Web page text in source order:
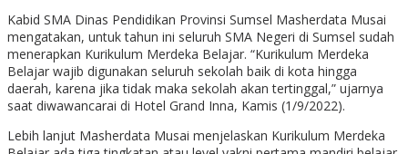
Kabid SMA Dinas Pendidikan Provinsi Sumsel Masherdata Musai
mengatakan, untuk tahun ini seluruh SMA Negeri di Sumsel sudah
menerapkan Kurikulum Merdeka Belajar. “Kurikulum Merdeka
Belajar wajib digunakan seluruh sekolah baik di kota hingga
daerah, karena jika tidak maka sekolah akan tertinggal,” ujarnya
saat diwawancarai di Hotel Grand Inna, Kamis (1/9/2022).
Lebih lanjut Masherdata Musai menjelaskan Kurikulum Merdeka